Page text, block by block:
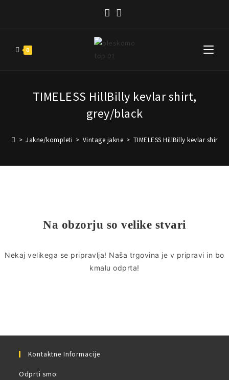
0
TIMELESS HillBilly kevlar shirt,
grey/black
> Jakne/kompleti > Vintage jakne > TIMELESS HillBilly kevlar shirt,
Na obzorju so velike stvari
Nekaj ​​velikega se pripravlja! Naša trgovina je v pripravi in ​​bo
kmalu odprta!
Kontaktne Informacije
Odprti smo: